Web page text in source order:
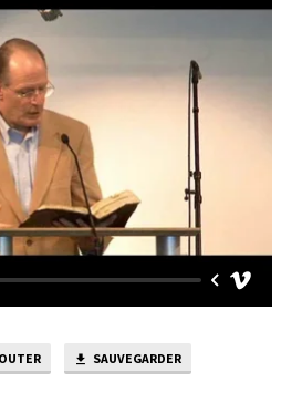
SAUVEGARDER